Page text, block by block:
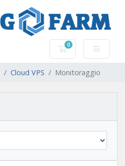
0
Carrello
Cloud VPS Monitoraggio